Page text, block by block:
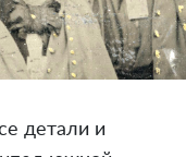
детали и